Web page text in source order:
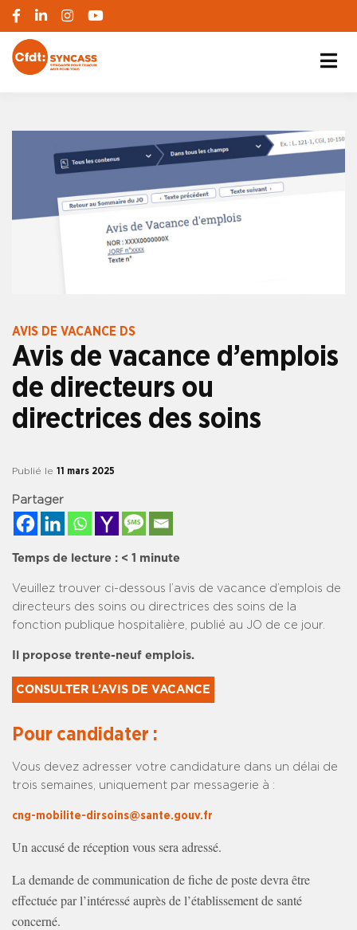
AVIS DE VACANCE DS
Avis de vacance d’emplois
de directeurs ou
directrices des soins
Publié le 11 mars 2025
Partager
Temps de lecture : < 1 minute
Veuillez trouver ci-dessous l’avis de vacance d’emplois de
directeurs des soins ou directrices des soins de la
fonction publique hospitalière, publié au JO de ce jour.
Il propose trente-neuf emplois.
CONSULTER L’AVIS DE VACANCE
Pour candidater :
Vous devez adresser votre candidature dans un délai de
trois semaines, uniquement par messagerie à :
cng-mobilite-dirsoins@sante.gouv.fr
Un accusé de réception vous sera adressé.
La demande de communication de fiche de poste devra être
effectuée par l’intéressé auprès de l’établissement de santé
concerné.